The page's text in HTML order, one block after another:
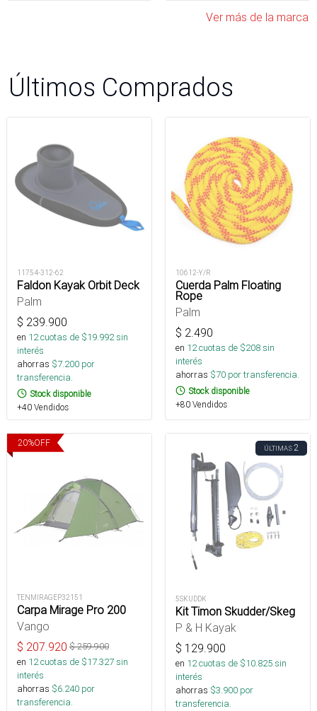
Ver más de la marca
Últimos Comprados
11754-312-62
Faldon Kayak Orbit Deck
Palm
$ 239.900
en 12cuotas de $19.992sin
interés
ahorras $7.200 por
transferencia.
Stock disponible
+40 Vendidos
10612-Y/R
Cuerda Palm Floating
Rope
Palm
$ 2.490
en 12cuotas de $208sin
interés
ahorras $70 por transferencia.
Stock disponible
+80 Vendidos
20%OFF
TENMIRAGEP32151
Carpa Mirage Pro 200
Vango
$ 207.920 $259.900
en 12cuotas de $17.327sin
interés
ahorras $6.240 por
transferencia.
ÚLTIMAS2
5SKUDDK
Kit Timon Skudder/Skeg
P & H Kayak
$ 129.900
en 12cuotas de $10.825sin
interés
ahorras $3.900 por
transferencia.